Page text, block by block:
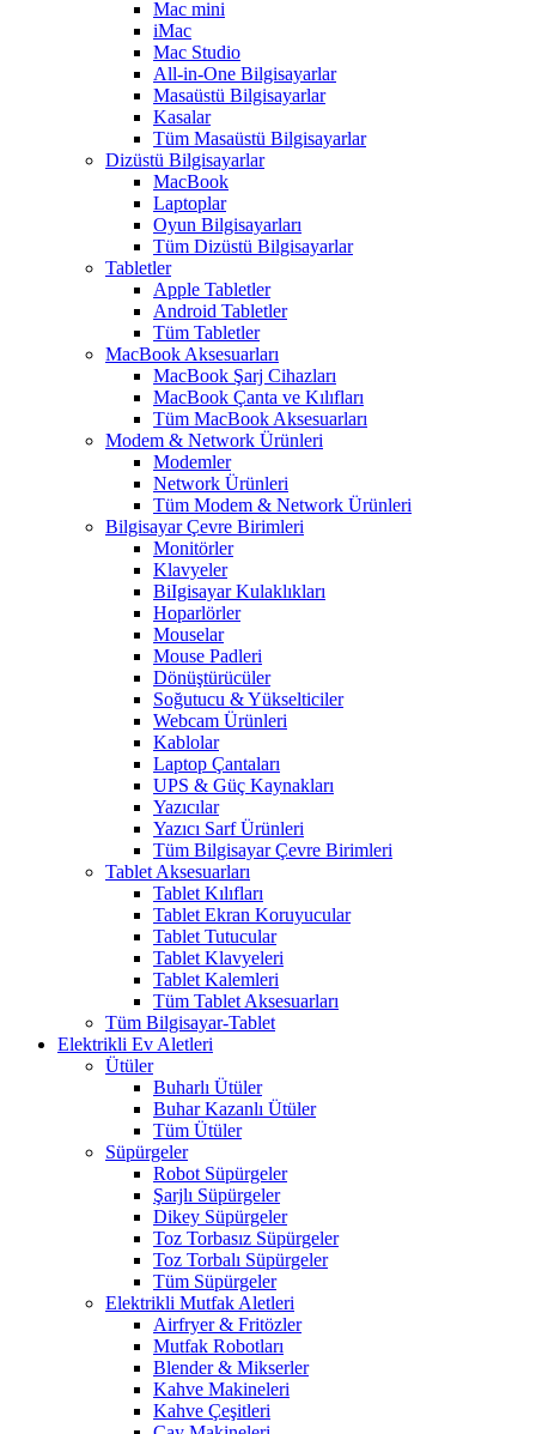
Mac mini
iMac
Mac Studio
All-in-One Bilgisayarlar
Masaüstü Bilgisayarlar
Kasalar
Tüm Masaüstü Bilgisayarlar
Dizüstü Bilgisayarlar
MacBook
Laptoplar
Oyun Bilgisayarları
Tüm Dizüstü Bilgisayarlar
Tabletler
Apple Tabletler
Android Tabletler
Tüm Tabletler
MacBook Aksesuarları
MacBook Şarj Cihazları
MacBook Çanta ve Kılıfları
Tüm MacBook Aksesuarları
Modem & Network Ürünleri
Modemler
Network Ürünleri
Tüm Modem & Network Ürünleri
Bilgisayar Çevre Birimleri
Monitörler
Klavyeler
BiIgisayar Kulaklıkları
Hoparlörler
Mouselar
Mouse Padleri
Dönüştürücüler
Soğutucu & Yükselticiler
Webcam Ürünleri
Kablolar
Laptop Çantaları
UPS & Güç Kaynakları
Yazıcılar
Yazıcı Sarf Ürünleri
Tüm Bilgisayar Çevre Birimleri
Tablet Aksesuarları
Tablet Kılıfları
Tablet Ekran Koruyucular
Tablet Tutucular
Tablet Klavyeleri
Tablet Kalemleri
Tüm Tablet Aksesuarları
Tüm Bilgisayar-Tablet
Elektrikli Ev Aletleri
Ütüler
Buharlı Ütüler
Buhar Kazanlı Ütüler
Tüm Ütüler
Süpürgeler
Robot Süpürgeler
Şarjlı Süpürgeler
Dikey Süpürgeler
Toz Torbasız Süpürgeler
Toz Torbalı Süpürgeler
Tüm Süpürgeler
Elektrikli Mutfak Aletleri
Airfryer & Fritözler
Mutfak Robotları
Blender & Mikserler
Kahve Makineleri
Kahve Çeşitleri